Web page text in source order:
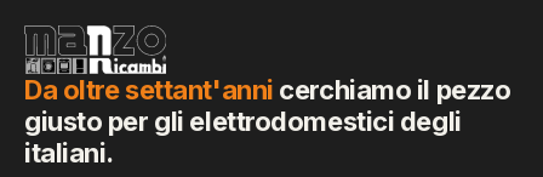
Da oltre settant'anni cerchiamo il pezzo
giusto per gli elettrodomestici degli
italiani.